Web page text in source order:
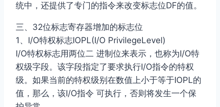
统中，还提供了专门的指令来改变标志位DF的值。
三、32位标志寄存器增加的标志位
1、I/O特权标志IOPL(I/O PrivilegeLevel)
I/O特权标志用两位二 进制位来表示，也称为I/O特
权级字段。该字段指定了要求执行I/O指令的特权
级。如果当前的特权级别在数值上小于等于IOPL的
值，那么，该I/O指令 可执行，否则将发生一个保